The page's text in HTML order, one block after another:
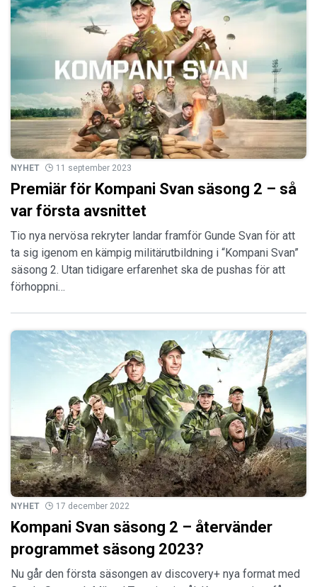
NYHET 11 september 2023
Premiär för Kompani Svan säsong 2 – så
var första avsnittet
Tio nya nervösa rekryter landar framför Gunde Svan för att
ta sig igenom en kämpig militärutbildning i “Kompani Svan”
säsong 2. Utan tidigare erfarenhet ska de pushas för att
förhoppni…
NYHET 17 december 2022
Kompani Svan säsong 2 – återvänder
programmet säsong 2023?
Nu går den första säsongen av discovery+ nya format med